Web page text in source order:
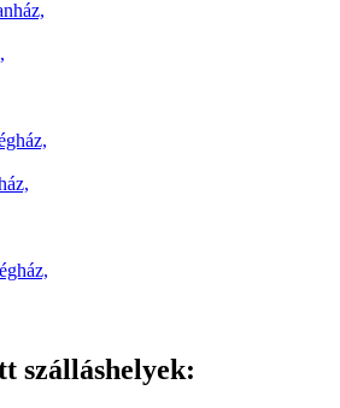
szálláshelyek: